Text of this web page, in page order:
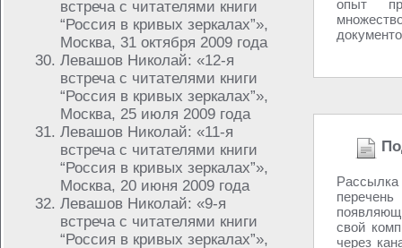
встреча с читателями книги
“Россия в кривых зеркалах”»,
Москва, 31 октября 2009 года
Левашов Николай: «12-я
встреча с читателями книги
“Россия в кривых зеркалах”»,
Москва, 25 июля 2009 года
Левашов Николай: «11-я
встреча с читателями книги
“Россия в кривых зеркалах”»,
Москва, 20 июня 2009 года
Левашов Николай: «9-я
встреча с читателями книги
“Россия в кривых зеркалах”»,
опыт
свой
через